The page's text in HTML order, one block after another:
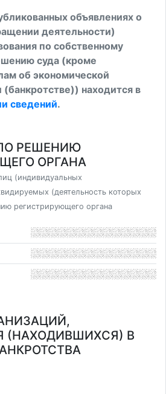
объявлениях о
деятельности)
по собственному
суда (кроме
об экономической
(банкротстве)) находится в
сведений.
РЕШЕНИЮ
ОРГАНА
(индивидуальных
(деятельность которых
регистрирующего органа
(НАХОДИВШИХСЯ) В